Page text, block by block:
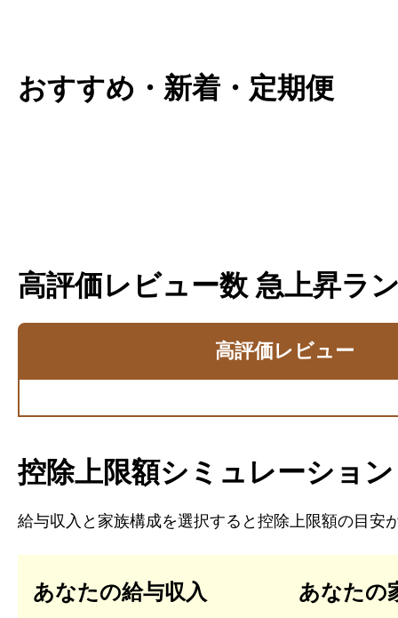
おすすめ・新着・定期便
高評価レビュー数 急上昇ラ
高評価レビュー
控除上限額シミュレーション
給与収入と家族構成を選択すると控除上限額の目安
あなたの給与収入 あなたの